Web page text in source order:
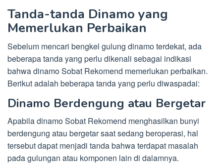
Tanda-tanda Dinamo yang
Memerlukan Perbaikan
Sebelum mencari bengkel gulung dinamo terdekat, ada
beberapa tanda yang perlu dikenali sebagai indikasi
bahwa dinamo Sobat Rekomend memerlukan perbaikan.
Berikut adalah beberapa tanda yang perlu diwaspadai:
Dinamo Berdengung atau Bergetar
Apabila dinamo Sobat Rekomend menghasilkan bunyi
berdengung atau bergetar saat sedang beroperasi, hal
tersebut dapat menjadi tanda bahwa terdapat masalah
pada gulungan atau komponen lain di dalamnya.